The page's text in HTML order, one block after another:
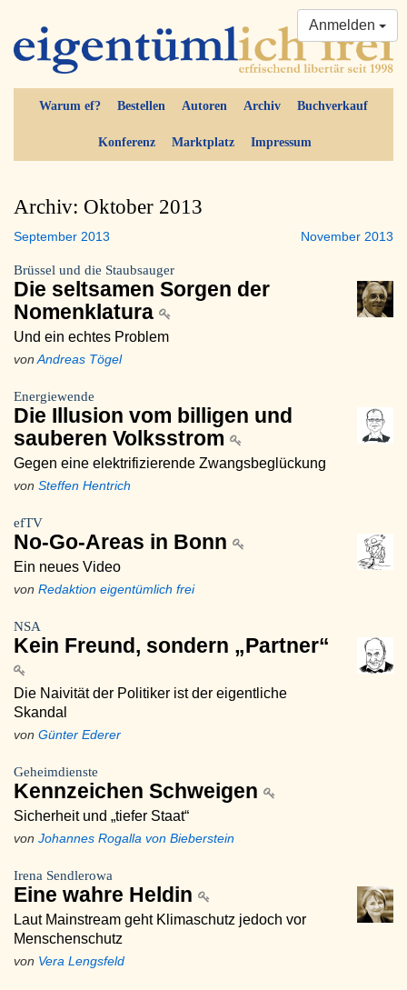
Warum ef? Bestellen Autoren Archiv Buchverkauf
Konferenz Marktplatz Impressum
Anmelden
Archiv: Oktober 2013
September 2013 November 2013
Brüssel und die Staubsauger
Die seltsamen Sorgen der
Nomenklatura
Und ein echtes Problem
von Andreas Tögel
Energiewende
Die Illusion vom billigen und
sauberen Volksstrom
Gegen eine elektrifizierende Zwangsbeglückung
von Steffen Hentrich
efTV
No-Go-Areas in Bonn
Ein neues Video
von Redaktion eigentümlich frei
NSA
Kein Freund, sondern „Partner“
Die Naivität der Politiker ist der eigentliche
Skandal
von Günter Ederer
Geheimdienste
Kennzeichen Schweigen
Sicherheit und „tiefer Staat“
von Johannes Rogalla von Bieberstein
Irena Sendlerowa
Eine wahre Heldin
Laut Mainstream geht Klimaschutz jedoch vor
Menschenschutz
von Vera Lengsfeld